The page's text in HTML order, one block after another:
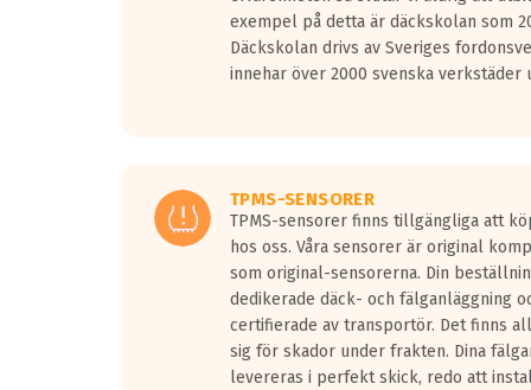
Vid körning i över 50km/h brukar
På däckmärkningen kommer det finnas en
medans de vita vågorna påvisar om det är ett tyst
Ett däck med tre svarta vågor uppnår de
exempel på detta är däckskolan som
Däckskolan drivs av Sveriges
innehar över 2000 svenska verkstäder
TPMS-SENSORER
TPMS-sensorer finns tillgängliga att
hos oss. Våra sensorer är original
som original-sensorerna. Din
dedikerade däck- och fälganläggning
certifierade av transportör. Det finns
sig för skador under frakten. Dina
levereras i perfekt skick, redo att